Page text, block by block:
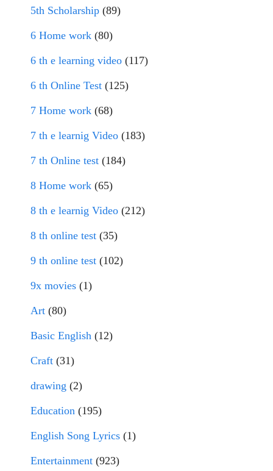
5th Scholarship (89)
6 Home work (80)
6 th e learning video (117)
6 th Online Test (125)
7 Home work (68)
7 th e learnig Video (183)
7 th Online test (184)
8 Home work (65)
8 th e learnig Video (212)
8 th online test (35)
9 th online test (102)
9x movies (1)
Art (80)
Basic English (12)
Craft (31)
drawing (2)
Education (195)
English Song Lyrics (1)
Entertainment (923)